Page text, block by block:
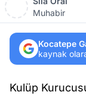
Muhabir
Kocatepe
kaynak
Kulüp